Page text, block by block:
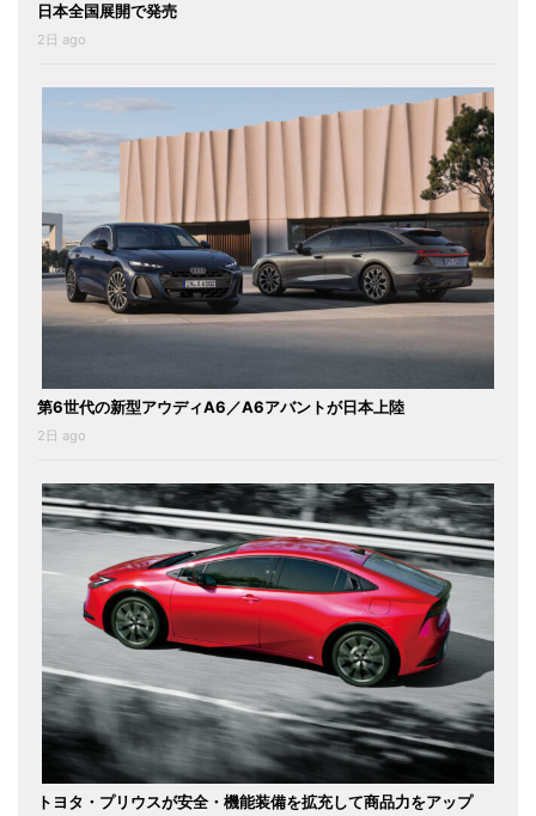
日本全国展開で発売
2日 ago
第6世代の新型アウディA6／A6アバントが日本上陸
2日 ago
トヨタ・プリウスが安全・機能装備を拡充して商品力をアップ